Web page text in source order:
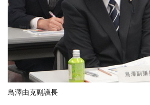
鳥澤由克副議長